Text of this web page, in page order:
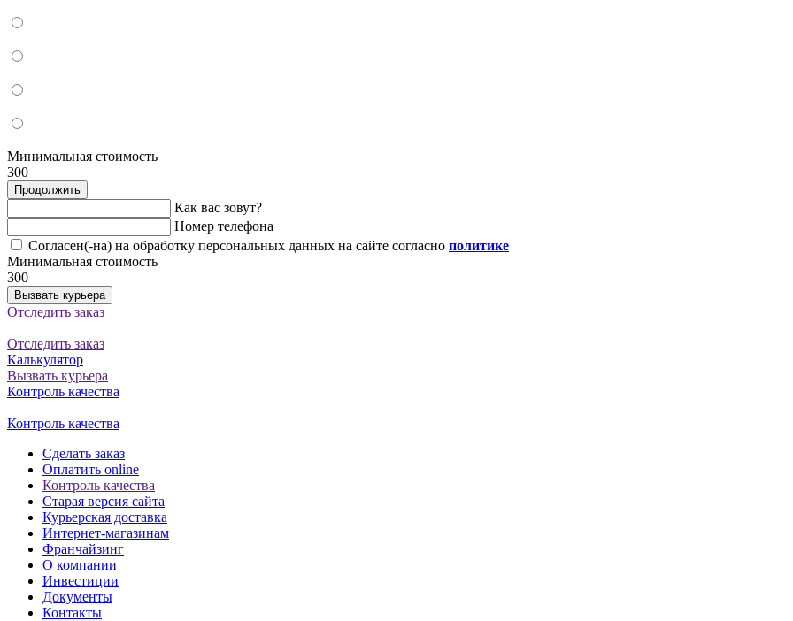
Минимальная стоимость
300
Продолжить
Как вас зовут?
Номер телефона
Согласен(-на) на обработку персональных данных на сайте согласно политике
Минимальная стоимость
300
Вызвать курьера
Отследить заказ
Отследить заказ
Калькулятор
Вызвать курьера
Контроль качества
Контроль качества
Сделать заказ
Оплатить online
Контроль качества
Старая версия сайта
Курьерская доставка
Интернет-магазинам
Франчайзинг
О компании
Инвестиции
Документы
Контакты